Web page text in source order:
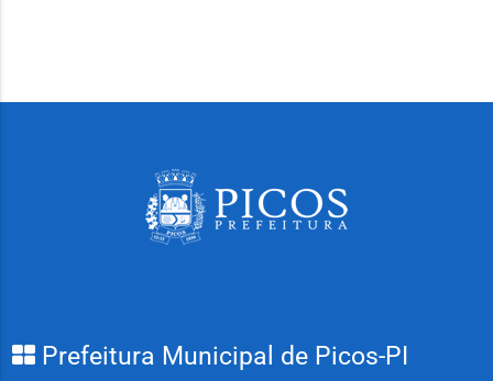
Prefeitura Municipal de Picos-PI